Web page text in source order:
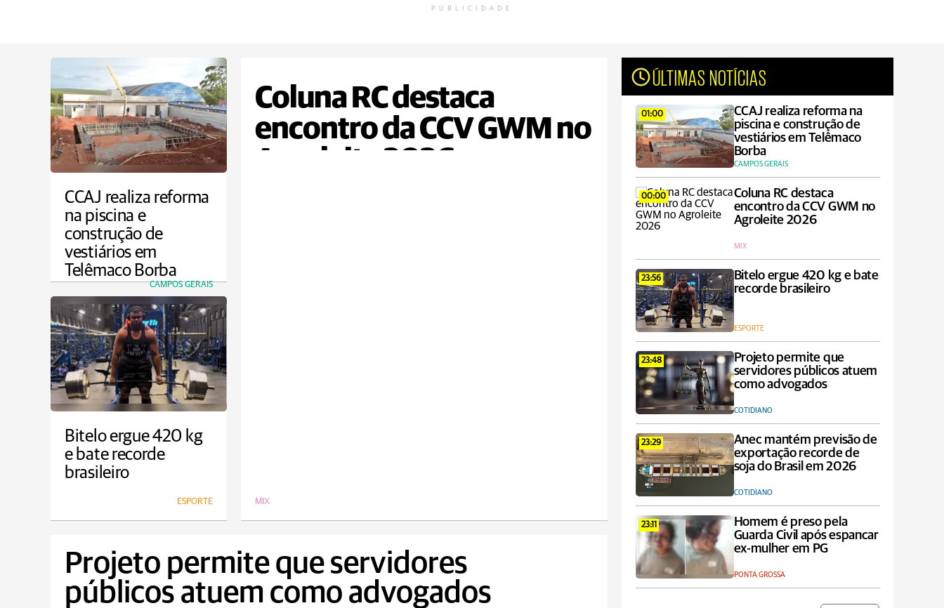
PUBLICIDADE
CCAJ realiza reforma
na piscina e
construção de
vestiários em
Telêmaco Borba
CAMPOS GERAIS
Coluna RC destaca
encontro da CCV GWM no
Agroleite 2026
MIX
ÚLTIMAS NOTÍCIAS
01:00
CCAJ realiza reforma na
piscina e construção de
vestiários em Telêmaco
Borba
CAMPOS GERAIS
00:00
Coluna RC destaca
encontro da CCV GWM no
Agroleite 2026
MIX
23:56
Bitelo ergue 420 kg e bate
recorde brasileiro
ESPORTE
23:48
Projeto permite que
servidores públicos atuem
como advogados
COTIDIANO
23:29
Anec mantém previsão de
exportação recorde de
soja do Brasil em 2026
COTIDIANO
23:11
Homem é preso pela
Guarda Civil após espancar
ex-mulher em PG
PONTA GROSSA
Bitelo ergue 420 kg
e bate recorde
brasileiro
ESPORTE
Projeto permite que servidores
públicos atuem como advogados